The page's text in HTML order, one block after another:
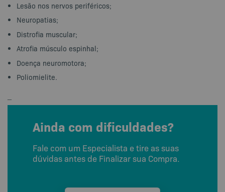
Lesão nos nervos periféricos;
Neuropatias;
Distrofia muscular;
Atrofia músculo espinhal;
Doença neuromotora;
Poliomielite.
–
Ainda com dificuldades?
Fale com um Especialista e tire as suas
dúvidas antes de Finalizar sua Compra.